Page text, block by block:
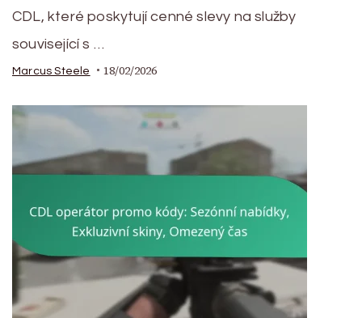
CDL, které poskytují cenné slevy na služby
související s …
Marcus Steele 18/02/2026